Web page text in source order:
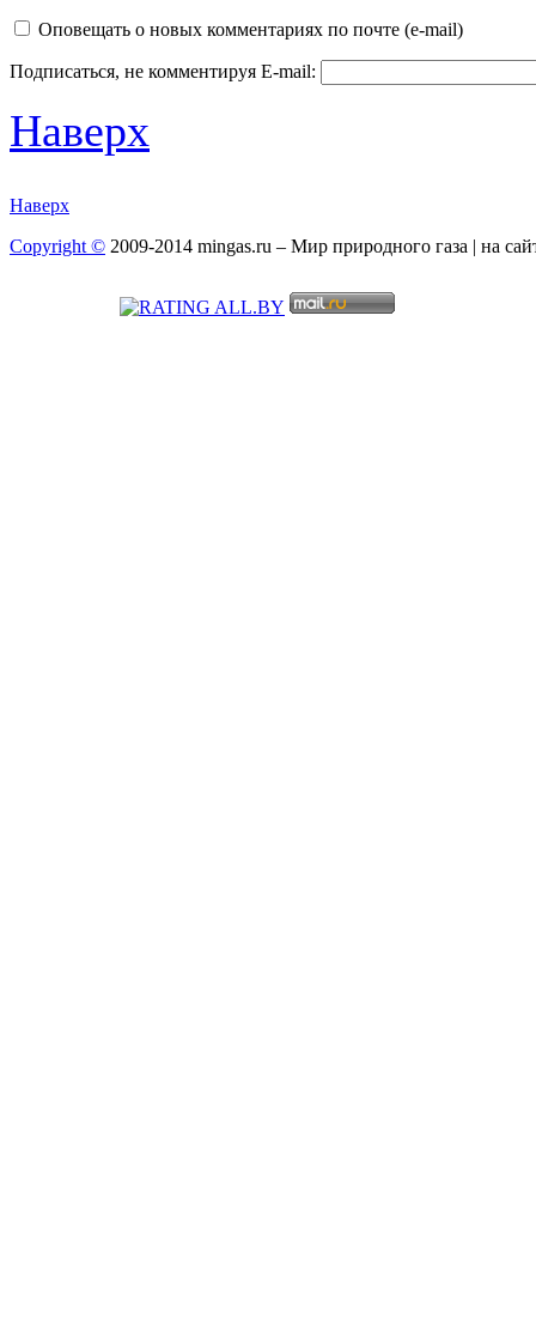
Оповещать о новых комментариях по почте (e-mail)
Подписаться, не комментируя E-mail:
Наверх
Наверх
Copyright © 2009-2014 mingas.ru – Мир природного газа | на